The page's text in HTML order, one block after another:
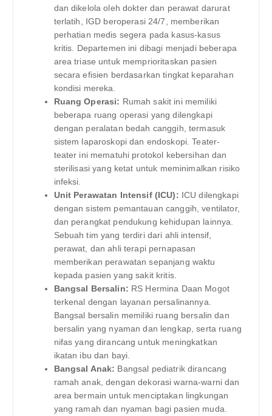
dan dikelola oleh dokter dan perawat darurat
terlatih, IGD beroperasi 24/7, memberikan
perhatian medis segera pada kasus-kasus
kritis. Departemen ini dibagi menjadi beberapa
area triase untuk memprioritaskan pasien
secara efisien berdasarkan tingkat keparahan
kondisi mereka.
Ruang Operasi: Rumah sakit ini memiliki
beberapa ruang operasi yang dilengkapi
dengan peralatan bedah canggih, termasuk
sistem laparoskopi dan endoskopi. Teater-
teater ini mematuhi protokol kebersihan dan
sterilisasi yang ketat untuk meminimalkan risiko
infeksi.
Unit Perawatan Intensif (ICU): ICU dilengkapi
dengan sistem pemantauan canggih, ventilator,
dan perangkat pendukung kehidupan lainnya.
Sebuah tim yang terdiri dari ahli intensif,
perawat, dan ahli terapi pernapasan
memberikan perawatan sepanjang waktu
kepada pasien yang sakit kritis.
Bangsal Bersalin: RS Hermina Daan Mogot
terkenal dengan layanan persalinannya.
Bangsal bersalin memiliki ruang bersalin dan
bersalin yang nyaman dan lengkap, serta ruang
nifas yang dirancang untuk meningkatkan
ikatan ibu dan bayi.
Bangsal Anak: Bangsal pediatrik dirancang
ramah anak, dengan dekorasi warna-warni dan
area bermain untuk menciptakan lingkungan
yang ramah dan nyaman bagi pasien muda.